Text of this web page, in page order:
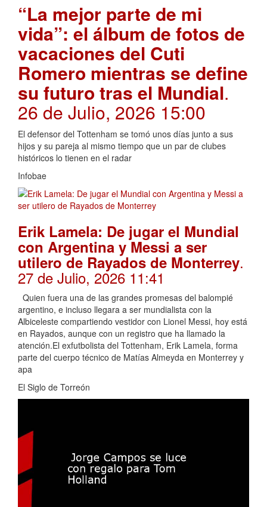
“La mejor parte de mi
vida”: el álbum de fotos de
vacaciones del Cuti
Romero mientras se define
su futuro tras el Mundial.
26 de Julio, 2026 15:00
El defensor del Tottenham se tomó unos días junto a sus
hijos y su pareja al mismo tiempo que un par de clubes
históricos lo tienen en el radar
Infobae
Erik Lamela: De jugar el Mundial
con Argentina y Messi a ser
utilero de Rayados de Monterrey.
27 de Julio, 2026 11:41
Quien fuera una de las grandes promesas del balompié
argentino, e incluso llegara a ser mundialista con la
Albiceleste compartiendo vestidor con Lionel Messi, hoy está
en Rayados, aunque con un registro que ha llamado la
atención.El exfutbolista del Tottenham, Erik Lamela, forma
parte del cuerpo técnico de Matías Almeyda en Monterrey y
apa
El Siglo de Torreón